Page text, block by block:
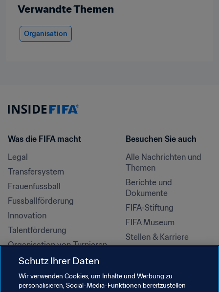
Verwandte Themen
Organisation
Was die FIFA macht
Legal
Transfersystem
Frauenfussball
Fussballförderung
Innovation
Talentförderung
Organisation von Turnieren
Nachhaltigkeit
Menschenrechte und
Antidiskriminierung
Besuchen Sie auch
Alle Nachrichten und
Themen
Berichte und
Dokumente
FIFA-Stiftung
FIFA Museum
Stellen & Karriere
Schutz Ihrer Daten
Wir verwenden Cookies, um Inhalte und Werbung zu
personalisieren, Social-Media-Funktionen bereitzustellen